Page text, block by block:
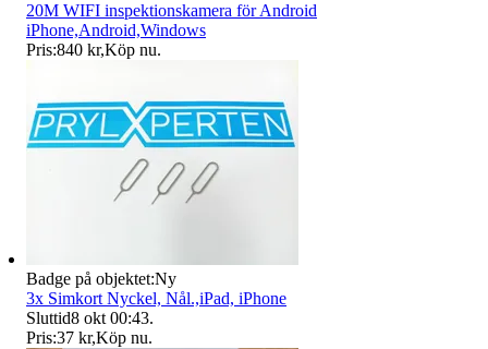
20M WIFI inspektionskamera för Android
iPhone,Android,Windows
Pris:840 kr,Köp nu.
Badge på objektet:Ny
3x Simkort Nyckel, Nål.,iPad, iPhone
Sluttid8 okt 00:43.
Pris:37 kr,Köp nu.